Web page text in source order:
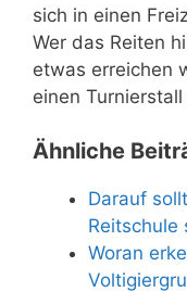
sich in einen
Wer das Reiten
etwas erreichen
einen
Ähnliche
Darauf
Reitschule
Woran